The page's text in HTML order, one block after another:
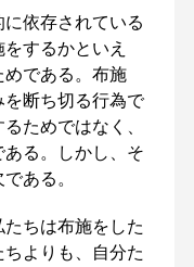
依存されている
するかといえ
である。布施
断ち切る行為で
ためではなく、
る。しかし、そ
ある。
ちは布施をした
よりも、自分た